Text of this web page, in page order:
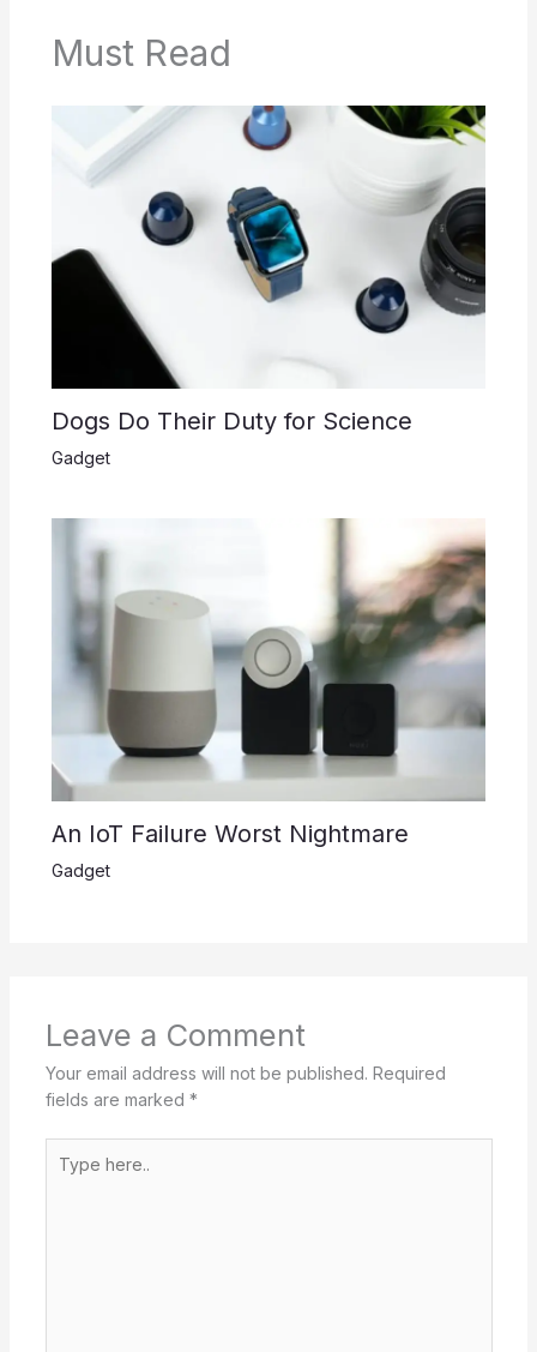
Must Read
Dogs Do Their Duty for Science
Gadget
An IoT Failure Worst Nightmare
Gadget
Leave a Comment
Your email address will not be published. Required
fields are marked *
here..